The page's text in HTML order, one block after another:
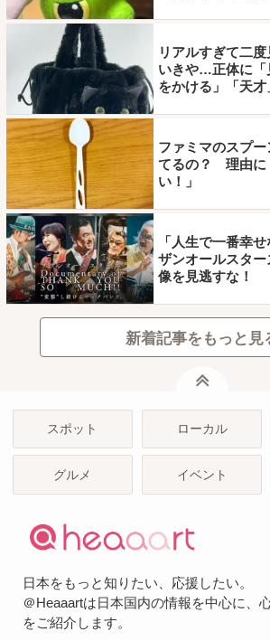
リアルすぎて二
いきや…正体に「
をかける」「天才
ファミマのスプ
てるの？ 理由に
い！」
「人生で一番幸
ザンオールスタ
像を見逃すな！
新着記事をもっと見
スポット ローカル
グルメ イベント
日本をもっと知りたい、応援したい。
＠Heaaartは日本国内の情報を中心に、
をご紹介します。